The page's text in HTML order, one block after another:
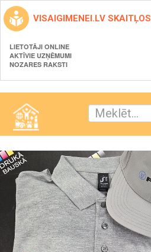
VISAIGIMENEI.LV SKAITĻOS
LIETOTĀJI ONLINE
AKTĪVIE UZŅĒMUMI
NOZARES RAKSTI